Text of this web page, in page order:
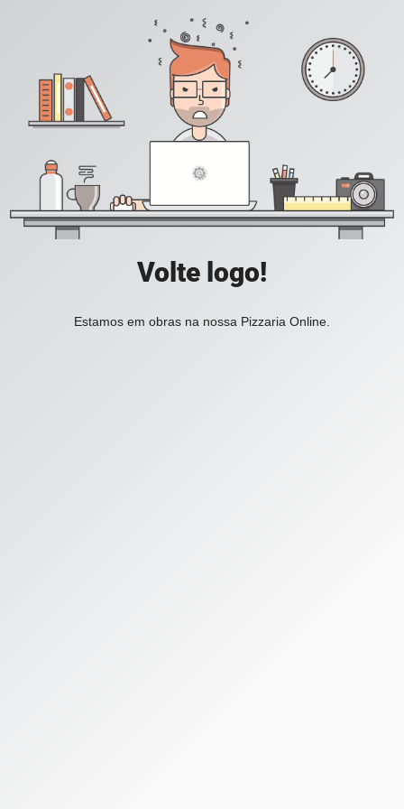
Volte logo!
Estamos em obras na nossa Pizzaria Online.